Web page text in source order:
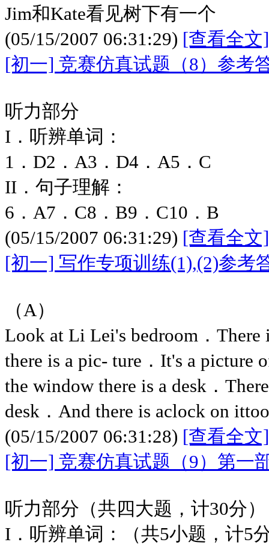
Jim和Kate看见树下有一个
(05/15/2007 06:31:29) [查看全文]
[初一] 竞赛仿真试题（8）参考
听力部分
I．听辨单词：
1．D2．A3．D4．A5．C
II．句子理解：
6．A7．C8．B9．C10．B
(05/15/2007 06:31:29) [查看全文]
[初一] 写作专项训练(1),(2)参考
（A）
Look at Li Lei's bedroom．
there is a pic- ture．It's a picture
the window there is a desk．
desk．And there is aclock on
(05/15/2007 06:31:28) [查看全文]
[初一] 竞赛仿真试题（9）第一
听力部分（共四大题，计30分）
I．听辨单词：（共5小题，计5